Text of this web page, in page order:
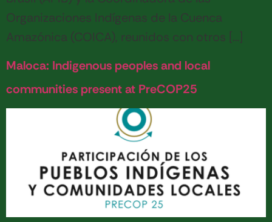
Organizaciones Indígenas de la Cuenca
Amazónica (COICA), reunidos con otros […]
Maloca: Indigenous peoples and local
communities present at PreCOP25